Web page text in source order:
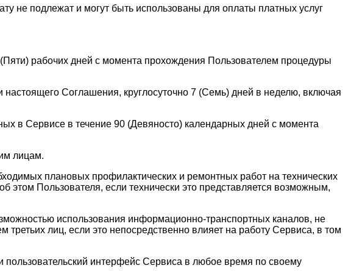
не подлежат и могут быть использованы для оплаты платных услуг
рабочих дней с момента прохождения Пользователем процедуры
Соглашения, круглосуточно 7 (Семь) дней в неделю, включая
в Сервисе в течение 90 (Девяносто) календарных дней с момента
лицам.
плановых профилактических и ремонтных работ на технических
Пользователя, если технически это представляется возможным,
использования информационно-транспортных каналов, не
лиц, если это непосредственно влияет на работу Сервиса, в том
интерфейс Сервиса в любое время по своему